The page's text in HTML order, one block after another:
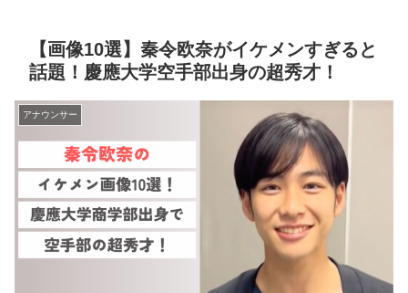
【画像10選】秦令欧奈がイケメンすぎると
話題！慶應大学空手部出身の超秀才！
アナウンサー